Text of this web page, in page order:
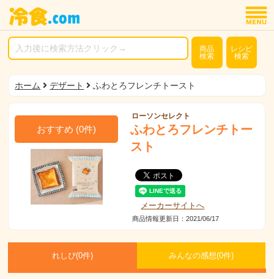
商品
検索
レシピ
検索
ホーム デザート ふわとろフレンチトースト
おすすめ (0件)
ローソンセレクト
ふわとろフレンチトー
スト
メーカーサイトへ
商品情報更新日：2021/06/17
れしぴ(0件) みんなの感想(0件)